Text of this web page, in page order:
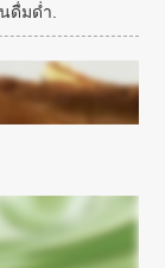
ดื่มด่ำ.